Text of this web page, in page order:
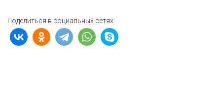
Поделиться в социальных сетях: